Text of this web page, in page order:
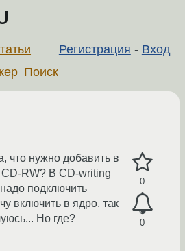
Регистрация - Вход
Поиск
0
0
что нужно добавить в
RW? В CD-writing
подключить
включить в ядро, так
Но где?